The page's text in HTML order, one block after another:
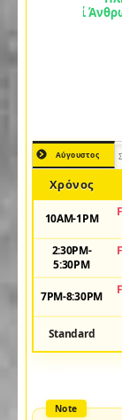
Αύγουστος
Χρόνος
10AM-1PM
2:30PM-
5:30PM
7PM-8:30PM
Standard